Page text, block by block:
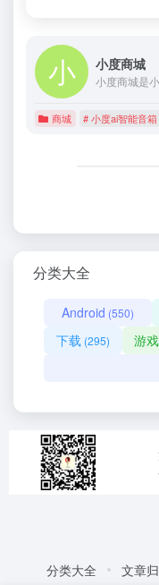
小度商城
商城 # 小度ai智能音箱
分类大全
Android (550)
下载 (295) 游戏
分类大全 文章